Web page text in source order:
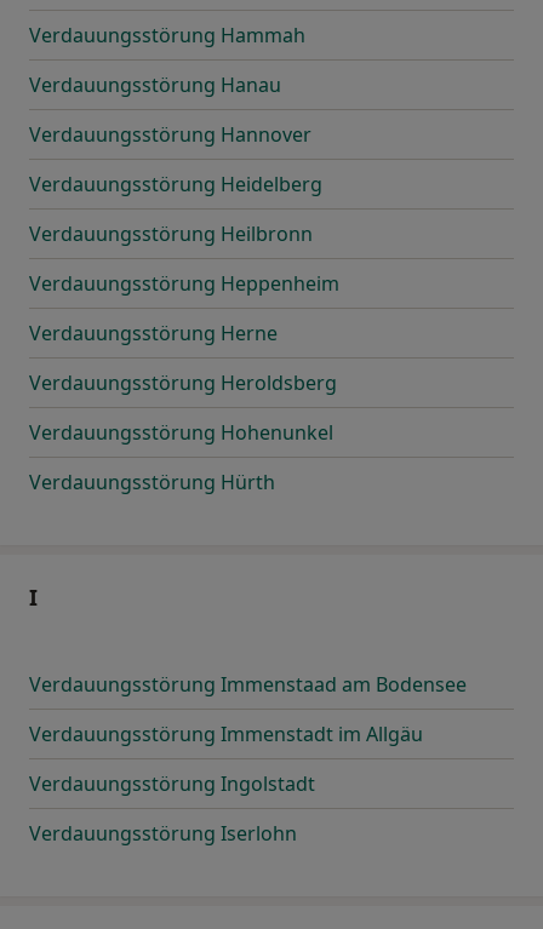
Verdauungsstörung Hammah
Verdauungsstörung Hanau
Verdauungsstörung Hannover
Verdauungsstörung Heidelberg
Verdauungsstörung Heilbronn
Verdauungsstörung Heppenheim
Verdauungsstörung Herne
Verdauungsstörung Heroldsberg
Verdauungsstörung Hohenunkel
Verdauungsstörung Hürth
I
Verdauungsstörung Immenstaad am Bodensee
Verdauungsstörung Immenstadt im Allgäu
Verdauungsstörung Ingolstadt
Verdauungsstörung Iserlohn